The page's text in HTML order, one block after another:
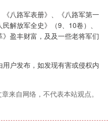
八路军表册》、《八路军第一
解放军全史》（9、10卷）、
》盈丰财富，及及一些老将军们
户发布，如发现有害或侵权内
来自网络，不代表本站观点。